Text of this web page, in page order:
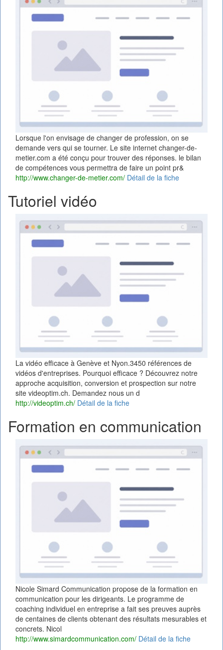
Lorsque l'on envisage de changer de profession, on se
demande vers qui se tourner. Le site internet changer-de-
metier.com a été conçu pour trouver des réponses. le bilan
de compétences vous permettra de faire un point pr&
http://www.changer-de-metier.com/ Détail de la fiche
Tutoriel vidéo
La vidéo efficace à Genève et Nyon.3450 références de
vidéos d'entreprises. Pourquoi efficace ? Découvrez notre
approche acquisition, conversion et prospection sur notre
site videoptim.ch. Demandez nous un d
http://videoptim.ch/ Détail de la fiche
Formation en communication
Nicole Simard Communication propose de la formation en
communication pour les dirigeants. Le programme de
coaching individuel en entreprise a fait ses preuves auprès
de centaines de clients obtenant des résultats mesurables et
concrets. Nicol
http://www.simardcommunication.com/ Détail de la fiche